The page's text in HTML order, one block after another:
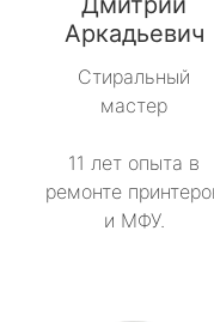
Аркадьевич
Стиральный
мастер
11 лет опыта в
ремонте
и МФУ.